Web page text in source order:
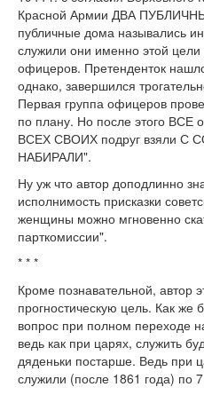
Красной Армии ДВА
публичные дома назывались
служили они именно этой цели
офицеров. Претенденток
однако, завершился
Первая группа офицеров
по плану. Но после этого ВСЕ
ВСЕХ СВОИХ подруг взяли С
НАБИРАЛИ".
Ну уж что автор доподлинно
исполнимость присказки
женщины можно мгновенно
парткомиссии".
* * *
Кроме познавательной, автор
прогностическую цель. Как же
вопрос при полном переходе
ведь как при царях, служить
дяденьки постарше. Ведь при
служили (после 1861 года) по